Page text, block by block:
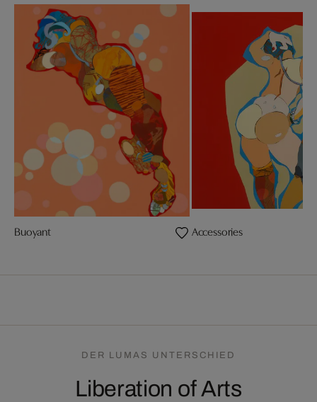
Buoyant Accessories
DER LUMAS UNTERSCHIED
Liberation of Arts